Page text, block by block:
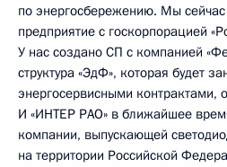
по энергосбережению. Мы
предприятие с госкорпорацией
У нас создано СП с компанией
структура «ЭдФ», которая будет
энергосервисными контрактами,
И «ИНТЕР РАО» в ближайшее
компании, выпускающей
на территории Российской